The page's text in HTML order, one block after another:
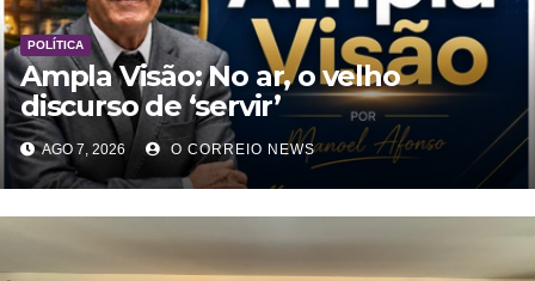
POLÍTICA
Ampla Visão: No ar, o velho
discurso de ‘servir’
AGO 7, 2026 O CORREIO NEWS